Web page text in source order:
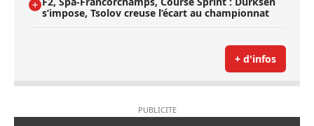
s’impose, Tsolov creuse l’écart au championnat
+ d'infos